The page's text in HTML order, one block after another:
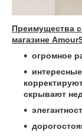
Преимущества
магазине
огромное
скрывают